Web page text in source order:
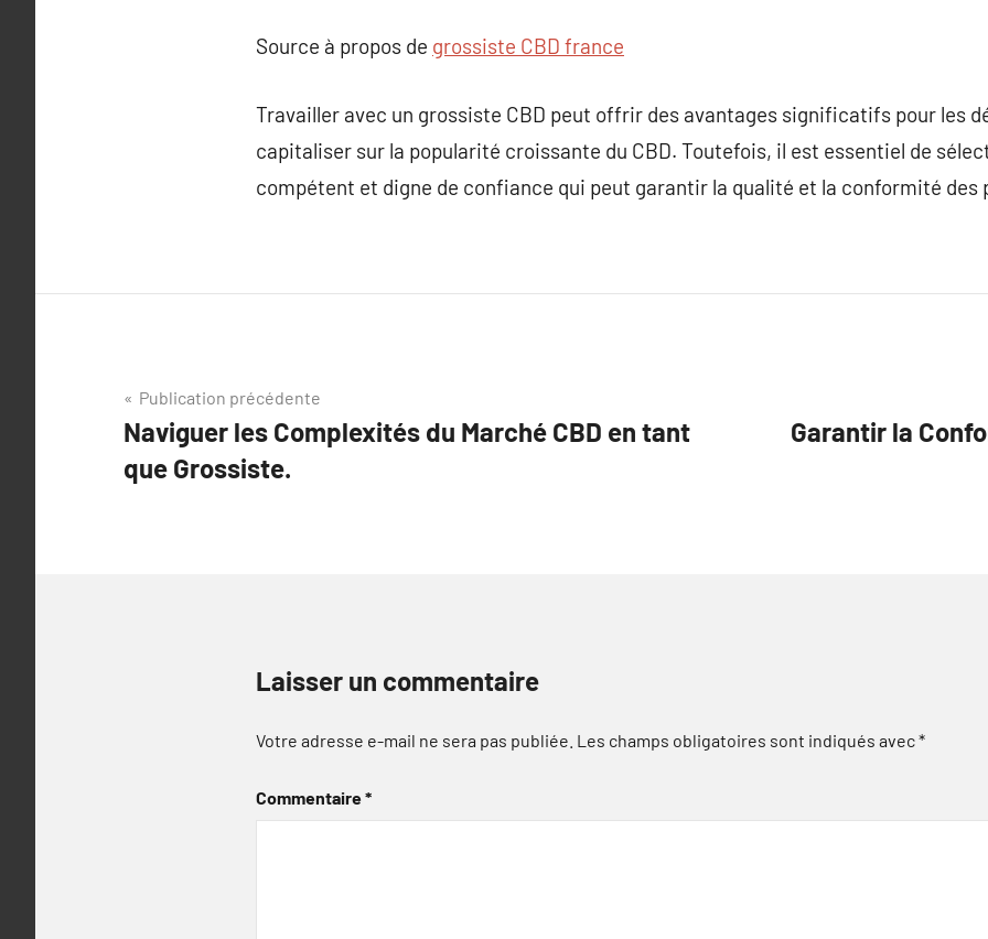
Source à propos de grossiste CBD france
Travailler avec un grossiste CBD peut offrir des avantages significatifs pour les
capitaliser sur la popularité croissante du CBD. Toutefois, il est essentiel de
compétent et digne de confiance qui peut garantir la qualité et la conformité des
Navigation
de
l’article
Publication précédente
Naviguer les Complexités du Marché CBD en tant
que Grossiste.
Garantir la
Laisser un commentaire
Votre adresse e-mail ne sera pas publiée. Les champs obligatoires sont indiqués avec*
Commentaire*